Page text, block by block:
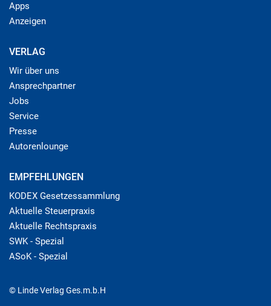
Apps
Anzeigen
VERLAG
Wir über uns
Ansprechpartner
Jobs
Service
Presse
Autorenlounge
EMPFEHLUNGEN
KODEX Gesetzessammlung
Aktuelle Steuerpraxis
Aktuelle Rechtspraxis
SWK - Spezial
ASoK - Spezial
© Linde Verlag Ges.m.b.H